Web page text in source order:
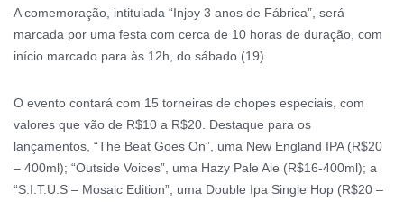
A comemoração, intitulada “Injoy 3 anos de Fábrica”, será
marcada por uma festa com cerca de 10 horas de duração, com
início marcado para às 12h, do sábado (19).
O evento contará com 15 torneiras de chopes especiais, com
valores que vão de R$10 a R$20. Destaque para os
lançamentos, “The Beat Goes On”, uma New England IPA (R$20
– 400ml); “Outside Voices”, uma Hazy Pale Ale (R$16-400ml); a
“S.I.T.U.S – Mosaic Edition”, uma Double Ipa Single Hop (R$20 –